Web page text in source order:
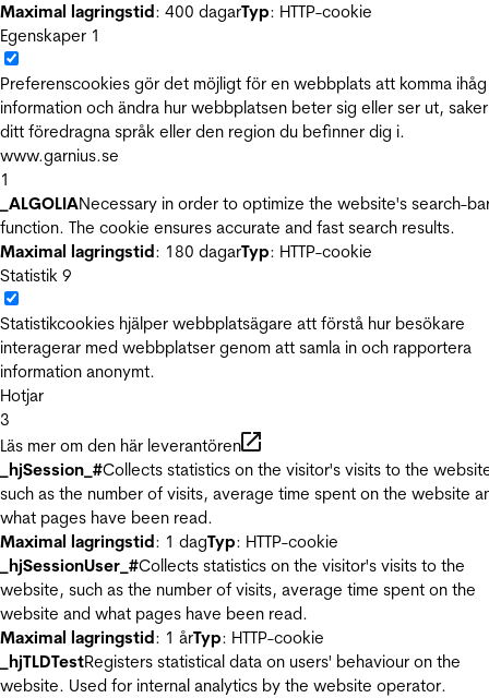
Maximal lagringstid: 400 dagarTyp: HTTP-cookie
Egenskaper 1
Preferenscookies gör det möjligt för en webbplats att komma ihåg
information och ändra hur webbplatsen beter sig eller ser ut,
ditt föredragna språk eller den region du befinner dig i.
www.garnius.se
1
_ALGOLIANecessary in order to optimize the website's search-
function. The cookie ensures accurate and fast search results.
Maximal lagringstid: 180 dagarTyp: HTTP-cookie
Statistik 9
Statistikcookies hjälper webbplatsägare att förstå hur besökare
interagerar med webbplatser genom att samla in och rapportera
information anonymt.
Hotjar
3
Läs mer om den här leverantören
_hjSession_#Collects statistics on the visitor's visits to the
such as the number of visits, average time spent on the website
what pages have been read.
Maximal lagringstid: 1 dagTyp: HTTP-cookie
_hjSessionUser_#Collects statistics on the visitor's visits to the
website, such as the number of visits, average time spent on the
website and what pages have been read.
Maximal lagringstid: 1 årTyp: HTTP-cookie
_hjTLDTestRegisters statistical data on users' behaviour on the
website. Used for internal analytics by the website operator.